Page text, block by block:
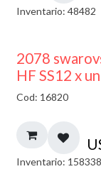
Inventario: 48482
2078
HF SS12 x
Cod: 16820
Inventario: 158338